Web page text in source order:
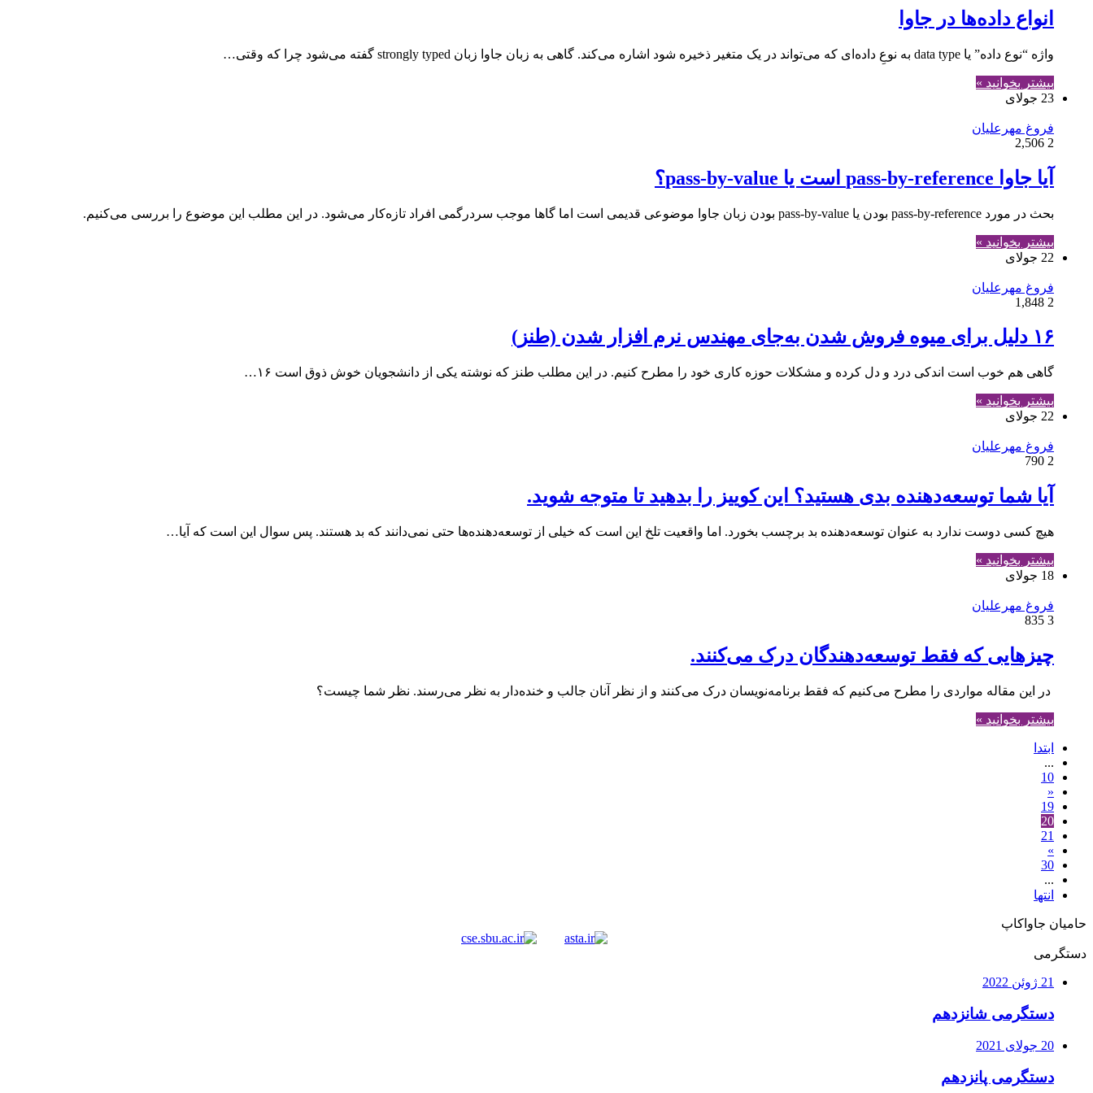
انواع داده‌ها در جاوا
واژه “نوع داده” یا data type به نوعِ داده‌ای که می‌تواند در یک متغیر ذخیره شود اشاره می‌کند. گاهی به زبان جاوا زبان strongly typed گفته می‌شود چرا که وقتی…
بیشتر بخوانید »
23 جولای
فروغ مهرعلیان
2
آیا جاوا pass-by-reference است یا pass-by-value؟
بحث در مورد pass-by-reference بودن یا pass-by-value بودن زبان جاوا موضوعی قدیمی است اما گاها موجب سردرگمی افراد تازه‌کار می‌شود. در این مطلب این موضوع را بررسی می‌کنیم.
بیشتر بخوانید »
22 جولای
فروغ مهرعلیان
2
۱۶ دلیل برای میوه فروش شدن به‌جای مهندس نرم افزار شدن (طنز)
گاهی هم خوب است اندکی درد و دل کرده و مشکلات حوزه کاری خود را مطرح کنیم. در این مطلب طنز که نوشته یکی از دانشجویان خوش ذوق است ۱۶…
بیشتر بخوانید »
22 جولای
فروغ مهرعلیان
2
آیا شما توسعه‌دهنده بدی هستید؟ این کوییز را بدهید تا متوجه شوید.
هیچ کسی دوست ندارد به عنوان توسعه‌دهنده بد برچسب بخورد. اما واقعیت تلخ این است که خیلی از توسعه‌دهنده‌ها حتی نمی‌دانند که بد هستند. پس سوال این است که آیا…
بیشتر بخوانید »
18 جولای
فروغ مهرعلیان
3
چیزهایی که فقط توسعه‌دهندگان درک می‌کنند.
در این مقاله مواردی را مطرح می‌کنیم که فقط برنامه‌نویسان درک می‌کنند و از نظر آنان جالب و خنده‌دار به نظر می‌رسند. نظر شما چیست؟
بیشتر بخوانید »
ابتدا
...
10
«
19
20
21
»
30
...
انتها
حامیان جاواکاپ
دستگرمی
21 ژوئن 2022
دستگرمی شانزدهم
20 جولای 2021
دستگرمی پانزدهم